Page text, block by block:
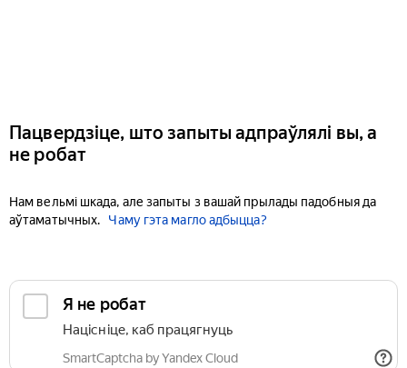
Пацвердзіце, што запыты адпраўлялі вы, а
не робат
Нам вельмі шкада, але запыты з вашай прылады падобныя да
аўтаматычных.
Чаму гэта магло адбыцца?
Я не робат
Націсніце, каб працягнуць
SmartCaptcha by Yandex Cloud